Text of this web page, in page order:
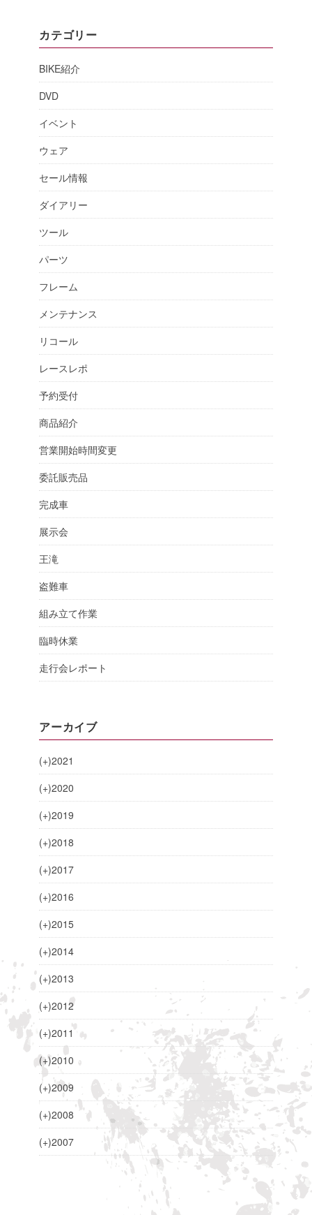
カテゴリー
BIKE紹介
DVD
イベント
ウェア
セール情報
ダイアリー
ツール
パーツ
フレーム
メンテナンス
リコール
レースレポ
予約受付
商品紹介
営業開始時間変更
委託販売品
完成車
展示会
王滝
盗難車
組み立て作業
臨時休業
走行会レポート
アーカイブ
(+)2021
(+)2020
(+)2019
(+)2018
(+)2017
(+)2016
(+)2015
(+)2014
(+)2013
(+)2012
(+)2011
(+)2010
(+)2009
(+)2008
(+)2007